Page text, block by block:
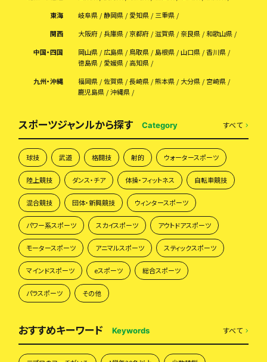
東海
岐阜県 静岡県 愛知県
三重県
関西
大阪府 兵庫県 京都府 滋賀県 奈良県
和歌山県
中国・四国
岡山県 広島県 鳥取県 島根県 山口県
香川県
徳島県
愛媛県
高知県
九州・沖縄
福岡県 佐賀県 長崎県 熊本県 大分県
宮崎県
鹿児島県
沖縄県
スポーツジャンルから探す Category すべて
球技 武道 格闘技 射的 ウォータースポーツ
陸上競技 ダンス・チア 体操・フィットネス 自転車競技
混合競技 団体・新興競技 ウィンタースポーツ
パワー系スポーツ スカイスポーツ アウトドアスポーツ
モータースポーツ アニマルスポーツ スティックスポーツ
マインドスポーツ eスポーツ 総合スポーツ
パラスポーツ その他
おすすめキーワード Keywords すべて